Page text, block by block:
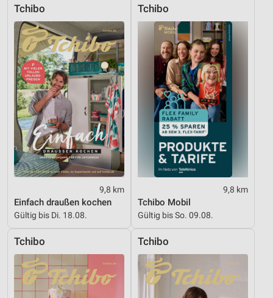
Tchibo
9,8 km
Einfach draußen kochen
Gültig bis Di. 18.08.
Tchibo
9,8 km
Tchibo Mobil
Gültig bis So. 09.08.
Tchibo Tchibo